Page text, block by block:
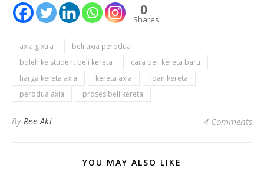
0
Shares
axia g xtra
beli axia perodua
boleh ke student beli kereta
cara beli kereta baru
harga kereta axia
kereta axia
loan kereta
perodua axia
proses beli kereta
By Ree Aki 4 Comments
YOU MAY ALSO LIKE